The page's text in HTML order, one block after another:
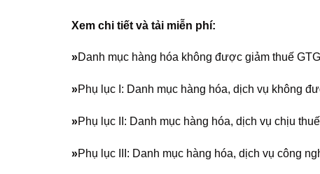
Xem chi tiết và tải miễn phí:
»Danh mục hàng hóa không được giảm thuế
»Phụ lục I: Danh mục hàng hóa, dịch vụ không
»Phụ lục II: Danh mục hàng hóa, dịch vụ chịu
»Phụ lục III: Danh mục hàng hóa, dịch vụ công